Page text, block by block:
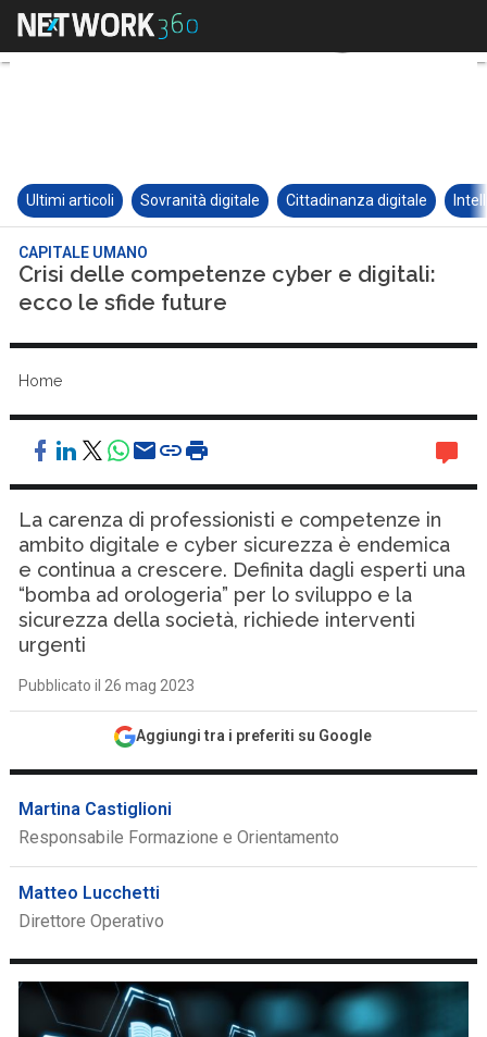
Ultimi articoli Sovranità digitale Cittadinanza digitale
CAPITALE UMANO
Crisi delle competenze cyber e digitali:
ecco le sfide future
Home
La carenza di professionisti e competenze in
ambito digitale e cyber sicurezza è endemica
e continua a crescere. Definita dagli esperti una
“bomba ad orologeria” per lo sviluppo e la
sicurezza della società, richiede interventi
urgenti
Pubblicato il 26 mag 2023
Aggiungi tra i preferiti su Google
Martina Castiglioni
Responsabile Formazione e Orientamento
Matteo Lucchetti
Direttore Operativo